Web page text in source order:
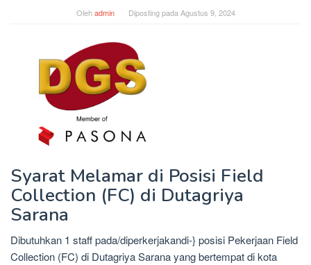
Olehadmin Diposting pada Agustus 9, 2024
Syarat Melamar di Posisi Field
Collection (FC) di Dutagriya
Sarana
Dibutuhkan 1 staff pada/diperkerjakandi-} posisi Pekerjaan Field
Collection (FC) di Dutagriya Sarana yang bertempat di kota